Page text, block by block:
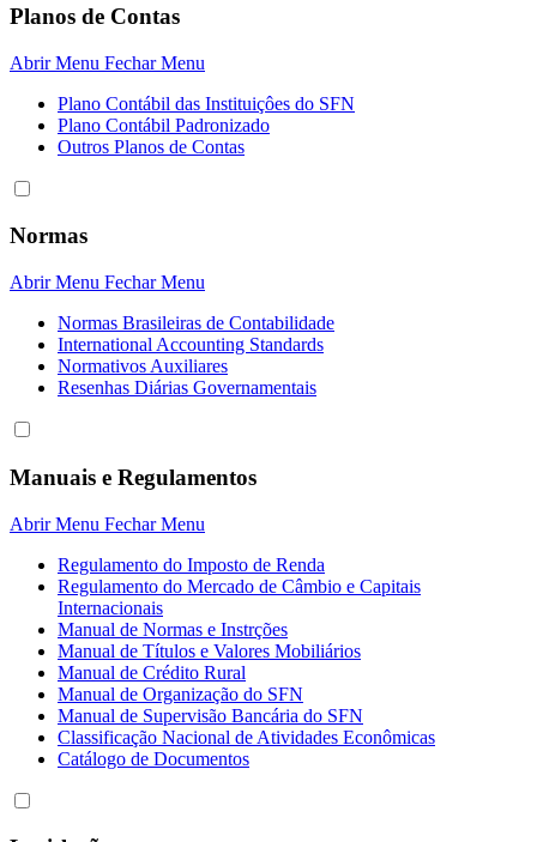
Planos de Contas
Abrir Menu Fechar Menu
Plano Contábil das Instituiçôes do SFN
Plano Contábil Padronizado
Outros Planos de Contas
Normas
Abrir Menu Fechar Menu
Normas Brasileiras de Contabilidade
International Accounting Standards
Normativos Auxiliares
Resenhas Diárias Governamentais
Manuais e Regulamentos
Abrir Menu Fechar Menu
Regulamento do Imposto de Renda
Regulamento do Mercado de Câmbio e Capitais
Internacionais
Manual de Normas e Instrções
Manual de Títulos e Valores Mobiliários
Manual de Crédito Rural
Manual de Organização do SFN
Manual de Supervisão Bancária do SFN
Classificação Nacional de Atividades Econômicas
Catálogo de Documentos